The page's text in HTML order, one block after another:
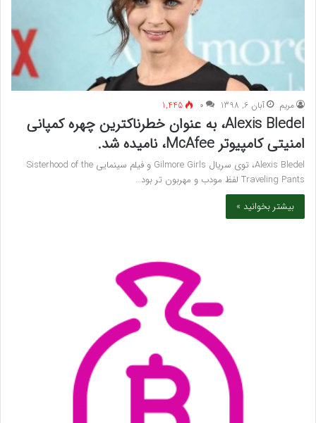
مريم آبان 6, 1398 ۰ 1,445
Alexis Bledel، به عنوان خطرناکترین چهره کمپانی
امنیتی کامپیوتر McAfee، نامیده شد.
Alexis Bledel، توی سریال Gilmore Girls و فیلم سینمایی Sisterhood of the
Traveling Pants لفظ مودب و مهربون تر بود…
بیشتر بخوانید »